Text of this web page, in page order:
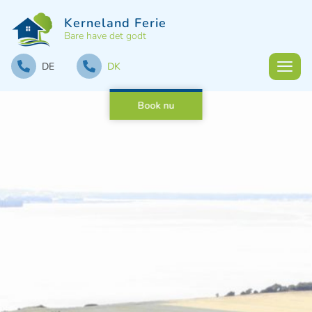
Kerneland Ferie
Bare have det godt
Book nu
DE DK